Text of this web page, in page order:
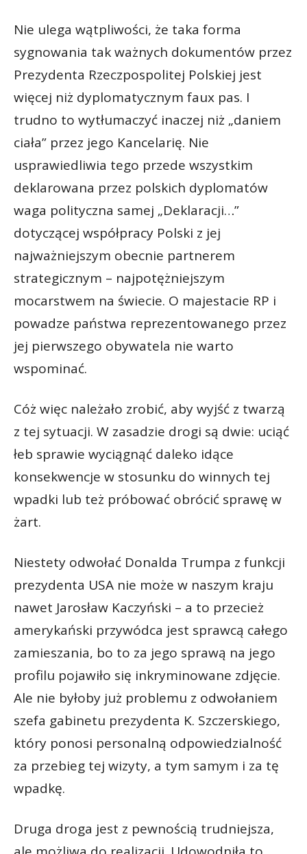
Nie ulega wątpliwości, że taka forma
sygnowania tak ważnych dokumentów przez
Prezydenta Rzeczpospolitej Polskiej jest
więcej niż dyplomatycznym faux pas. I
trudno to wytłumaczyć inaczej niż „daniem
ciała” przez jego Kancelarię. Nie
usprawiedliwia tego przede wszystkim
deklarowana przez polskich dyplomatów
waga polityczna samej „Deklaracji…”
dotyczącej współpracy Polski z jej
najważniejszym obecnie partnerem
strategicznym – najpotężniejszym
mocarstwem na świecie. O majestacie RP i
powadze państwa reprezentowanego przez
jej pierwszego obywatela nie warto
wspominać.
Cóż więc należało zrobić, aby wyjść z twarzą
z tej sytuacji. W zasadzie drogi są dwie: uciąć
łeb sprawie wyciągnąć daleko idące
konsekwencje w stosunku do winnych tej
wpadki lub też próbować obrócić sprawę w
żart.
Niestety odwołać Donalda Trumpa z funkcji
prezydenta USA nie może w naszym kraju
nawet Jarosław Kaczyński – a to przecież
amerykański przywódca jest sprawcą całego
zamieszania, bo to za jego sprawą na jego
profilu pojawiło się inkryminowane zdjęcie.
Ale nie byłoby już problemu z odwołaniem
szefa gabinetu prezydenta K. Szczerskiego,
który ponosi personalną odpowiedzialność
za przebieg tej wizyty, a tym samym i za tę
wpadkę.
Druga droga jest z pewnością trudniejsza,